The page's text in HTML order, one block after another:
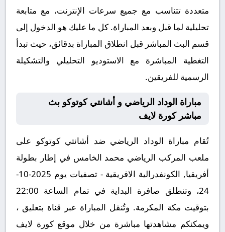
متعددة تتناسب مع جميع سرعات الإنترنت، مع متابعة
تحليلية لما قبل وبعد المباراة. كل ما عليك هو الدخول إلى
قسم البث المباشر قبل انطلاق المباراة بدقائق، حيث تبدأ
التغطية المباشرة مع الاستوديو التحليلي والتشكيلة
الرسمية للفريقين.
مباراة الوداد الرياضي و أشانتي كوتوكو بث
مباشر كورة لايف
تُقام مباراة الوداد الرياضي ضد أشانتي كوتوكو على
ملعب المركب الرياضي محمد الخامس في إطار بطولة
أفريقيا, الكونفدرالية الافريقية - تصفيات يوم 2025-10-
24، وتنطلق صافرة البداية في تمام الساعة 22:00
بتوقيت مكة المكرمة. وتُنقل المباراة عبر قناة بتعليق ،
ويمكنكم مشاهدتها مباشرة من خلال موقع كورة لايف